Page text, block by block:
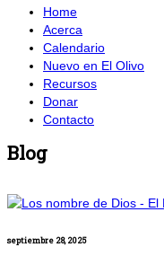
Home
Acerca
Calendario
Nuevo en El Olivo
Recursos
Donar
Contacto
Blog
septiembre 28, 2025